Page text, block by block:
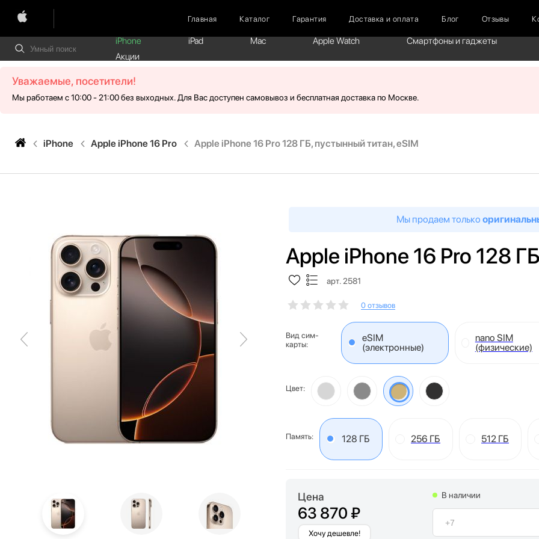
Главная Каталог Гарантия Доставка и оплата Блог Отзывы
iPhone iPad Mac Apple Watch
Смартфоны и гаджеты
Акции
Уважаемые, посетители!
Мы работаем с 10:00 - 21:00 без выходных. Для Вас доступен самовывоз и бесплатная доставка по Москве.
iPhone Apple iPhone 16 Pro Apple iPhone 16 Pro 128 ГБ, пустынный титан, eSIM
Мы продаем только
Apple iPhone 16 Pro 128
арт. 2581
0 отзывов
Вид сим-
карты:
eSIM
(электронные)
nano SIM
(физические)
Цвет:
Память: 128 ГБ 256 ГБ 512 ГБ
Цена
63 870 ₽
Хочу дешевле!
В наличии